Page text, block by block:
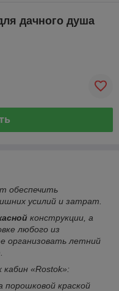
дачного душа
обеспечить
усилий и затрат.
конструкции, а
любого из
организовать летний
кабин «Rostok»:
порошковой краской